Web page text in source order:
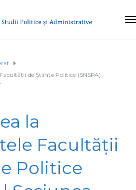
de Științe Politice (SNSPA) |
la
Facultății
Politice